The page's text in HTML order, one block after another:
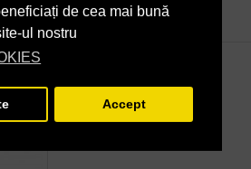
de cea mai bună
ul nostru
Accept